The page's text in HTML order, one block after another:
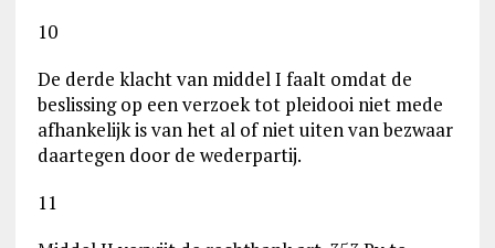
10
De derde klacht van middel I faalt omdat de
beslissing op een verzoek tot pleidooi niet mede
afhankelijk is van het al of niet uiten van bezwaar
daartegen door de wederpartij.
11